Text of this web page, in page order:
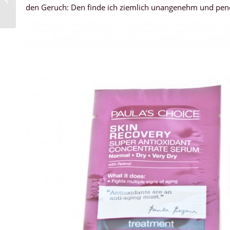
den Geruch: Den finde ich ziemlich unangenehm und
Sammlung, Part 1